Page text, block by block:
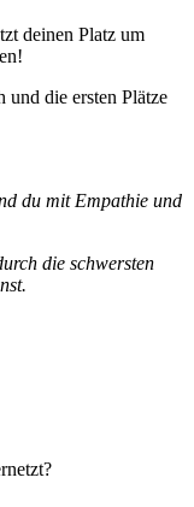
deinen Platz um
die ersten Plätze
du mit Empathie und
die schwersten